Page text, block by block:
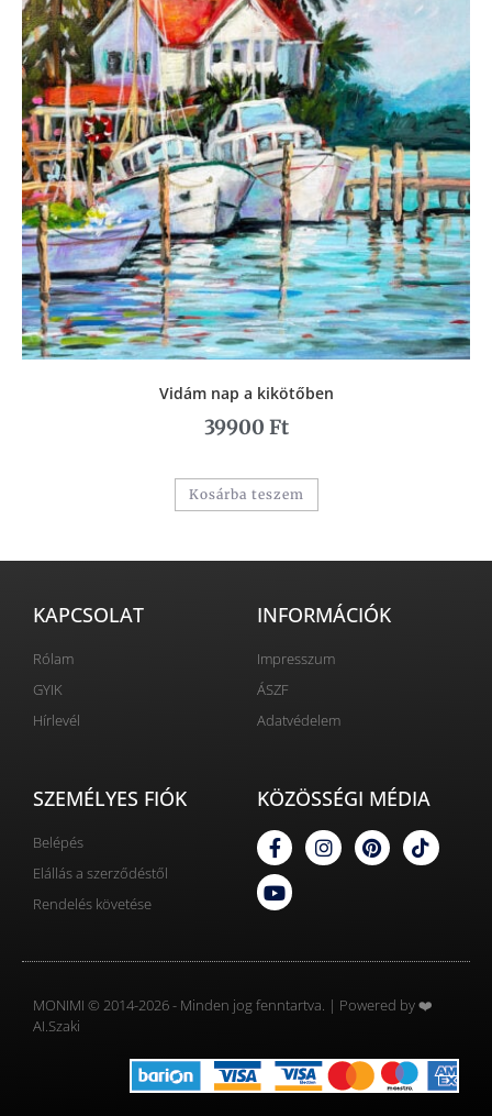
Vidám nap a kikötőben
39900 Ft
Kosárba teszem
KAPCSOLAT
Rólam
GYIK
Hírlevél
INFORMÁCIÓK
Impresszum
ÁSZF
Adatvédelem
SZEMÉLYES FIÓK
Belépés
Elállás a szerződéstől
Rendelés követése
KÖZÖSSÉGI MÉDIA
MONIMI © 2014-2026 - Minden jog fenntartva. | Powered by ❤️
AI.Szaki